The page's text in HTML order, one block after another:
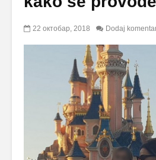
22 октобар, 2018 Dodaj